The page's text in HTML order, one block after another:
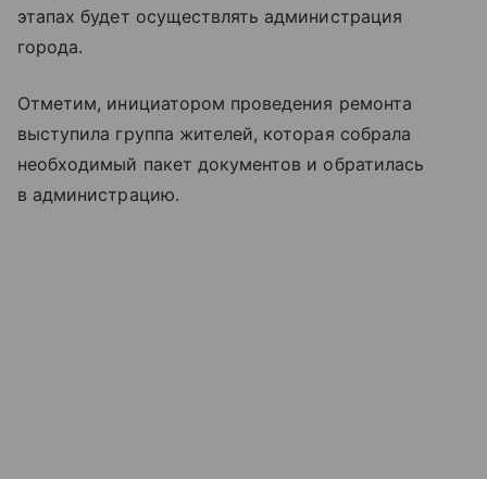
этапах будет осуществлять администрация
города.
Отметим, инициатором проведения ремонта
выступила группа жителей, которая собрала
необходимый пакет документов и обратилась
в администрацию.